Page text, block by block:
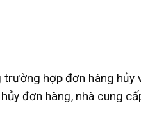
hợp đơn hàng hủy
đơn hàng, nhà cung